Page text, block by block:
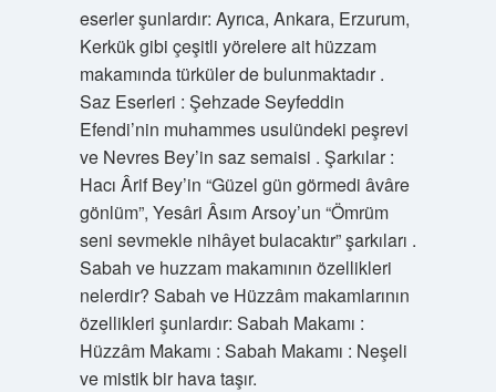
eserler şunlardır: Ayrıca, Ankara, Erzurum,
Kerkük gibi çeşitli yörelere ait hüzzam
makamında türküler de bulunmaktadır .
Saz Eserleri : Şehzade Seyfeddin
Efendi’nin muhammes usulündeki peşrevi
ve Nevres Bey’in saz semaisi . Şarkılar :
Hacı Ârif Bey’in “Güzel gün görmedi âvâre
gönlüm”, Yesâri Âsım Arsoy’un “Ömrüm
seni sevmekle nihâyet bulacaktır” şarkıları .
Sabah ve huzzam makamının özellikleri
nelerdir? Sabah ve Hüzzâm makamlarının
özellikleri şunlardır: Sabah Makamı :
Hüzzâm Makamı : Sabah Makamı : Neşeli
ve mistik bir hava taşır.